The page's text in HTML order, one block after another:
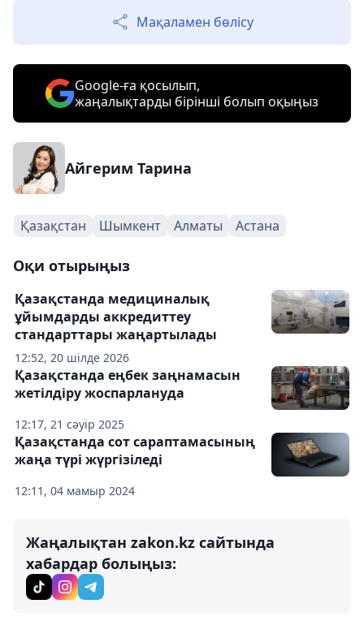
Мақаламен бөлісу
Google-ға қосылып,
жаңалықтарды бірінші болып оқыңыз
Айгерим Тарина
Қазақстан Шымкент Алматы Астана
Оқи отырыңыз
12:52, 20 шілде 2026
Қазақстанда медициналық
ұйымдарды аккредиттеу
стандарттары жаңартылады
12:17, 21 сәуір 2025
Қазақстанда еңбек заңнамасын
жетілдіру жоспарлануда
12:11, 04 мамыр 2024
Қазақстанда сот сараптамасының
жаңа түрі жүргізіледі
Жаңалықтан zakon.kz сайтында
хабардар болыңыз: